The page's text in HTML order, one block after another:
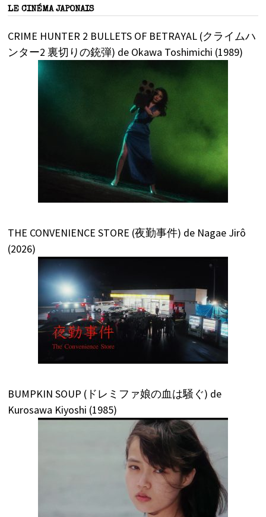
LE CINÉMA JAPONAIS
CRIME HUNTER 2 BULLETS OF BETRAYAL (クライムハ
ンター2 裏切りの銃弾) de Okawa Toshimichi (1989)
THE CONVENIENCE STORE (夜勤事件) de Nagae Jirô
(2026)
BUMPKIN SOUP (ドレミファ娘の血は騒ぐ) de
Kurosawa Kiyoshi (1985)